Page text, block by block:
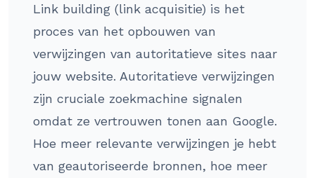
Link building (link acquisitie) is het
proces van het opbouwen van
verwijzingen van autoritatieve sites naar
jouw website. Autoritatieve verwijzingen
zijn cruciale zoekmachine signalen
omdat ze vertrouwen tonen aan Google.
Hoe meer relevante verwijzingen je hebt
van geautoriseerde bronnen, hoe meer